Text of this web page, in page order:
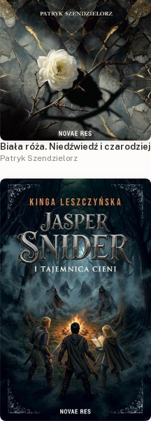
Biała róża. Niedźwiedź i czarodziej
Patryk Szendzielorz